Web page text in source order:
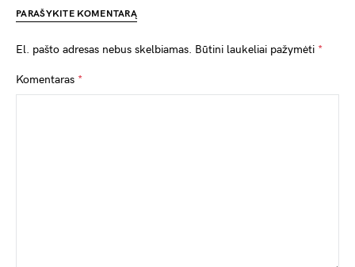
PARAŠYKITE KOMENTARĄ
El. pašto adresas nebus skelbiamas. Būtini laukeliai pažymėti *
Komentaras *